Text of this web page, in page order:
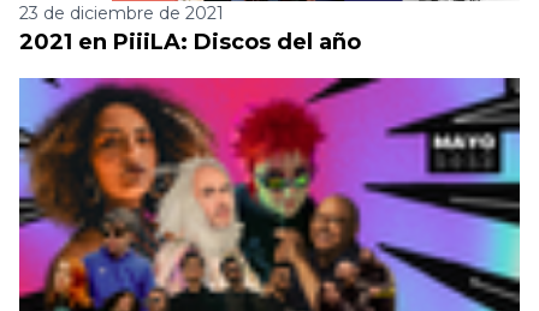
23 de diciembre de 2021
2021 en PiiiLA: Discos del año